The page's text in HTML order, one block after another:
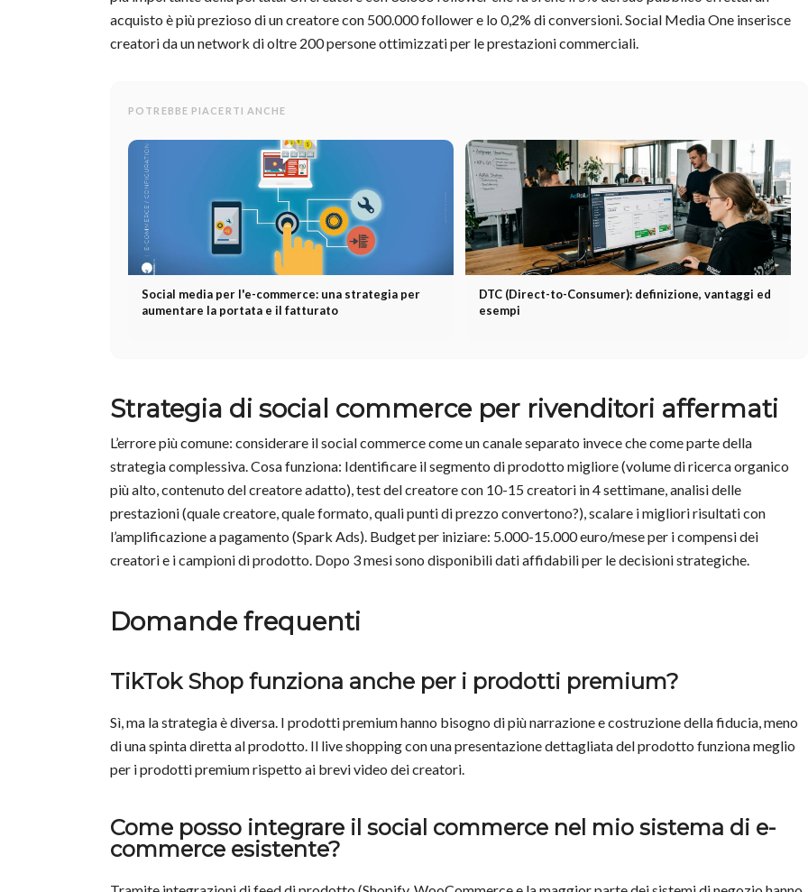
acquisto è più prezioso di un creatore con 500.000 follower e lo 0,2% di conversioni. Social Media One inserisce
creatori da un network di oltre 200 persone ottimizzati per le prestazioni commerciali.
POTREBBE PIACERTI ANCHE
Social media per l'e-commerce: una strategia per
aumentare la portata e il fatturato
DTC (Direct-to-Consumer): definizione, vantaggi ed
esempi
Strategia di social commerce per rivenditori affermati
L’errore più comune: considerare il social commerce come un canale separato invece che come parte della
strategia complessiva. Cosa funziona: Identificare il segmento di prodotto migliore (volume di ricerca organico
più alto, contenuto del creatore adatto), test del creatore con 10-15 creatori in 4 settimane, analisi delle
prestazioni (quale creatore, quale formato, quali punti di prezzo convertono?), scalare i migliori risultati con
l’amplificazione a pagamento (Spark Ads). Budget per iniziare: 5.000-15.000 euro/mese per i compensi dei
creatori e i campioni di prodotto. Dopo 3 mesi sono disponibili dati affidabili per le decisioni strategiche.
Domande frequenti
TikTok Shop funziona anche per i prodotti premium?
Sì, ma la strategia è diversa. I prodotti premium hanno bisogno di più narrazione e costruzione della fiducia, meno
di una spinta diretta al prodotto. Il live shopping con una presentazione dettagliata del prodotto funziona meglio
per i prodotti premium rispetto ai brevi video dei creatori.
Come posso integrare il social commerce nel mio sistema di e-
commerce esistente?